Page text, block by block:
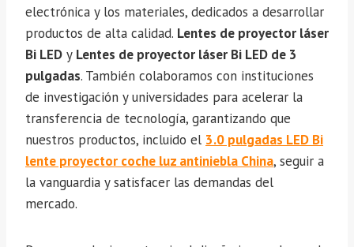
electrónica y los materiales, dedicados a desarrollar
productos de alta calidad. Lentes de proyector láser
Bi LED y Lentes de proyector láser Bi LED de 3
pulgadas. También colaboramos con instituciones
de investigación y universidades para acelerar la
transferencia de tecnología, garantizando que
nuestros productos, incluido el 3.0 pulgadas LED Bi
lente proyector coche luz antiniebla China, seguir a
la vanguardia y satisfacer las demandas del
mercado.